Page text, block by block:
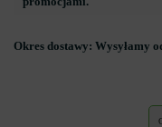
Okres dostawy: Wysyłamy